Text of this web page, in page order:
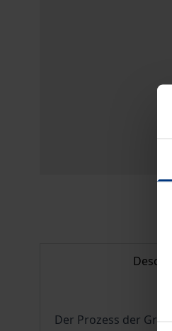
Der Prozess der